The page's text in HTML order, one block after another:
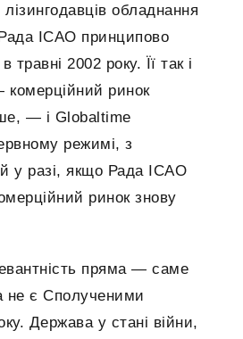
обладнання
ICAO принципово
2002 року. Її так і
ринок
— і Globaltime
режимі, з
у разі, якщо Рада ICAO
ринок знову
пряма — саме
не є Сполученими
Держава у стані війни,